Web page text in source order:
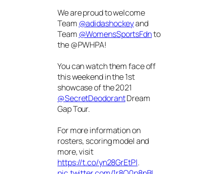
We are proud to welcome
Team @adidashockeyand
Team @WomensSportsFdnto
the @PWHPA!
You can watch them face off
this weekend in the 1st
showcase of the 2021
@SecretDeodorantDream
Gap Tour.
For more information on
rosters, scoring model and
more, visit
https://t.co/yn28GrEtPl.